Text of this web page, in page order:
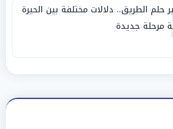
حلم الطريق.. دلالات مختلفة بين الحيرة
مرحلة جديدة